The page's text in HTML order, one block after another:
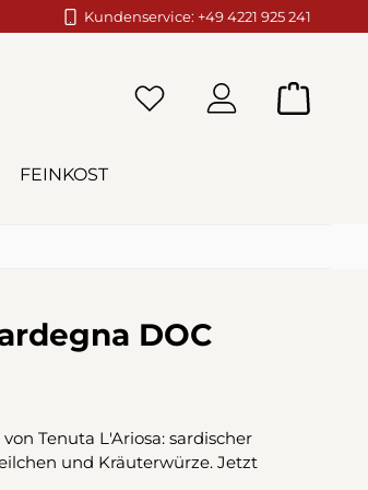
Kundenservice: +49 4221 925 241
FEINKOST
DOC
Tenuta L'Ariosa: sardischer
und Kräuterwürze. Jetzt